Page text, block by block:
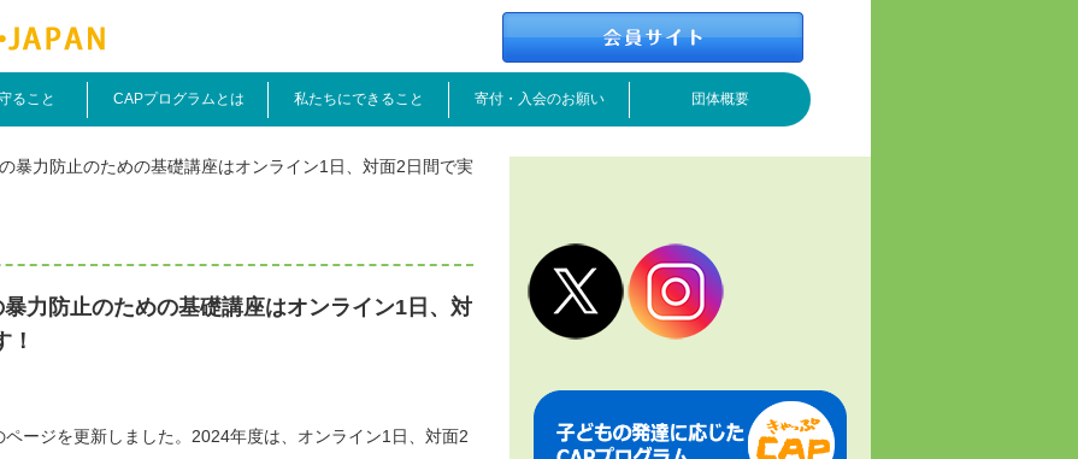
ること CAPプログラムとは 私たちにできること 寄付・入会のお願い 団体概要
暴力防止のための基礎講座はオンライン1日、対面2日間で実
力防止のための基礎講座はオンライン1日、対
！
ージを更新しました。2024年度は、オンライン1日、対面2